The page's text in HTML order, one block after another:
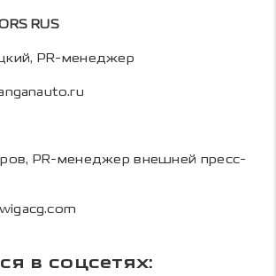
RUS
PR-менеджер
PR-менеджер внешней пресс-
в соцсетях: